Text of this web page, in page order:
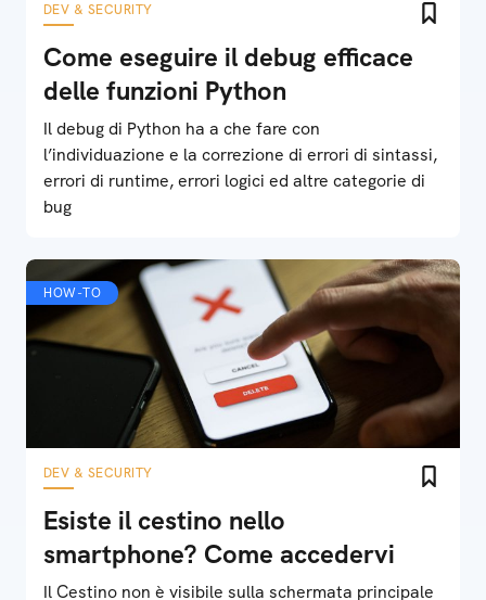
DEV & SECURITY
Come eseguire il debug efficace
delle funzioni Python
Il debug di Python ha a che fare con
l’individuazione e la correzione di errori di sintassi,
errori di runtime, errori logici ed altre categorie di
bug
HOW-TO
DEV & SECURITY
Esiste il cestino nello
smartphone? Come accedervi
Il Cestino non è visibile sulla schermata principale